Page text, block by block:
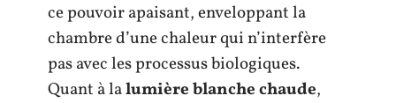
ce pouvoir apaisant, enveloppant la
chambre d’une chaleur qui n’interfère
pas avec les processus biologiques.
Quant à lalumière blanche chaude,